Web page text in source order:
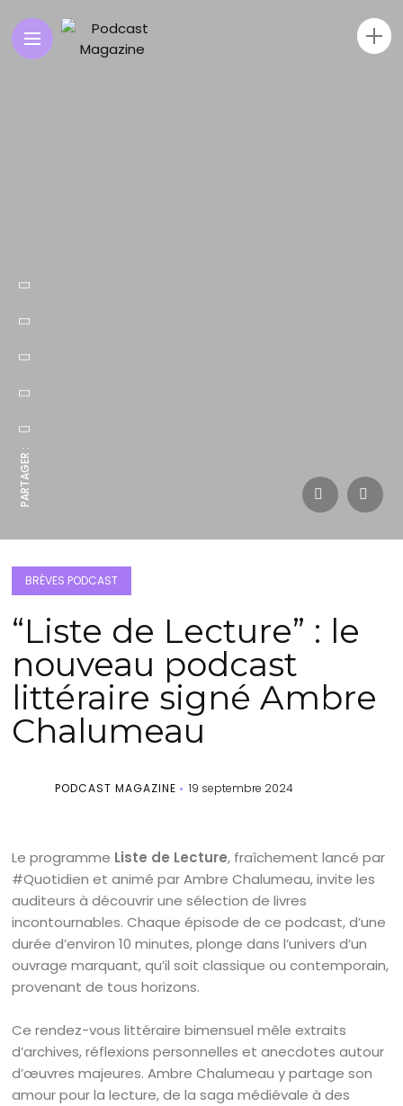
PARTAGER :
BRÈVES PODCAST
“Liste de Lecture” : le
nouveau podcast
littéraire signé Ambre
Chalumeau
PODCAST MAGAZINE 19 septembre 2024
Le programme Liste de Lecture, fraîchement lancé par
#Quotidien et animé par Ambre Chalumeau, invite les
auditeurs à découvrir une sélection de livres
incontournables. Chaque épisode de ce podcast, d’une
durée d’environ 10 minutes, plonge dans l’univers d’un
ouvrage marquant, qu’il soit classique ou contemporain,
provenant de tous horizons.
Ce rendez-vous littéraire bimensuel mêle extraits
d’archives, réflexions personnelles et anecdotes autour
d’œuvres majeures. Ambre Chalumeau y partage son
amour pour la lecture, de la saga médiévale à des